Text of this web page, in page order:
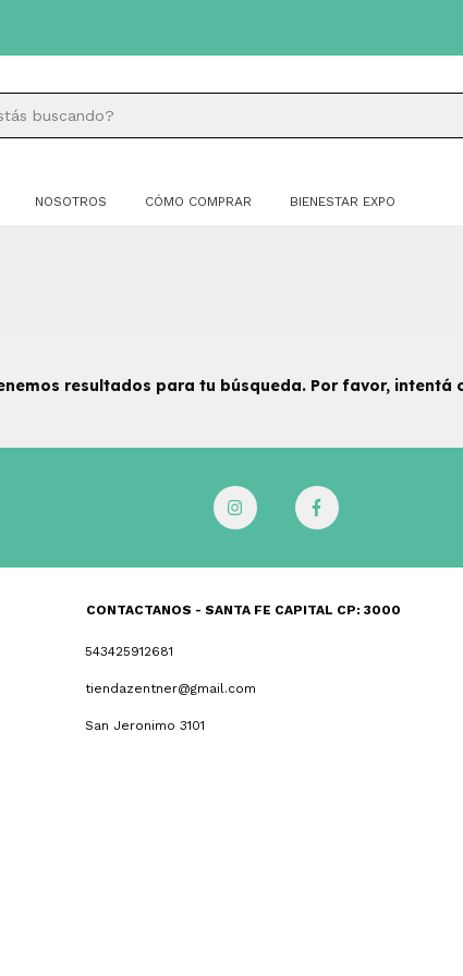
NOSOTROS CÓMO COMPRAR BIENESTAR EXPO
resultados para tu búsqueda. Por favor, intentá
CONTACTANOS - SANTA FE CAPITAL CP: 3000
543425912681
tiendazentner@gmail.com
San Jeronimo 3101